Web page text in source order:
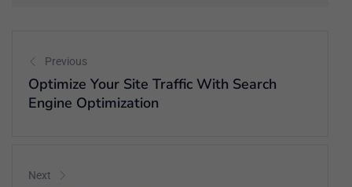
Previous
Optimize Your Site Traffic With Search
Engine Optimization
Next